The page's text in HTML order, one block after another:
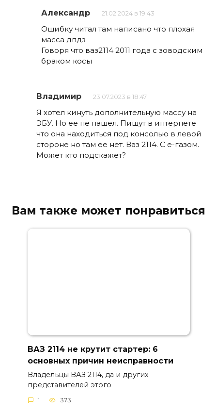
Александр 21.02.2024 в 19:43
Ошибку читал там написано что плохая
масса дпдз
Говоря что ваз2114 2011 года с зоводским
браком косы
Владимир 23.07.2023 в 18:47
Я хотел кинуть дополнительную массу на
ЭБУ. Но ее не нашел. Пишут в интернете
что она находиться под консолью в левой
стороне но там ее нет. Ваз 2114. С е-газом.
Может кто подскажет?
Вам также может понравиться
ВАЗ 2114 не крутит стартер: 6
основных причин неисправности
Владельцы ВАЗ 2114, да и других
представителей этого
1 373